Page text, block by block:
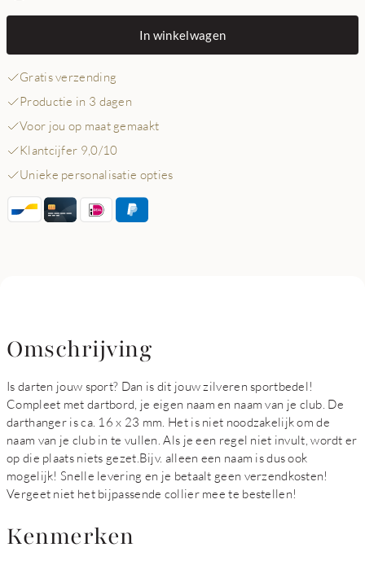
In winkelwagen
Gratis verzending
Productie in 3 dagen
Voor jou op maat gemaakt
Klantcijfer 9,0/10
Unieke personalisatie opties
Omschrijving
Is darten jouw sport? Dan is dit jouw zilveren sportbedel!
Compleet met dartbord, je eigen naam en naam van je club. De
darthanger is ca. 16 x 23 mm. Het is niet noodzakelijk om de
naam van je club in te vullen. Als je een regel niet invult, wordt er
op die plaats niets gezet.Bijv. alleen een naam is dus ook
mogelijk! Snelle levering en je betaalt geen verzendkosten!
Vergeet niet het bijpassende collier mee te bestellen!
Kenmerken